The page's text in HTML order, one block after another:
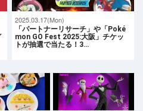
2025.03.17(Mon)
「パートナーリサーチ」や「Poké
mon GO Fest 2025:大阪」チケッ
トが抽選で当たる！3…